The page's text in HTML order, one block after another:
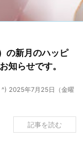
の新月のハッピ
知らせです。
^) 2025年7月25日（金曜
記事を読む